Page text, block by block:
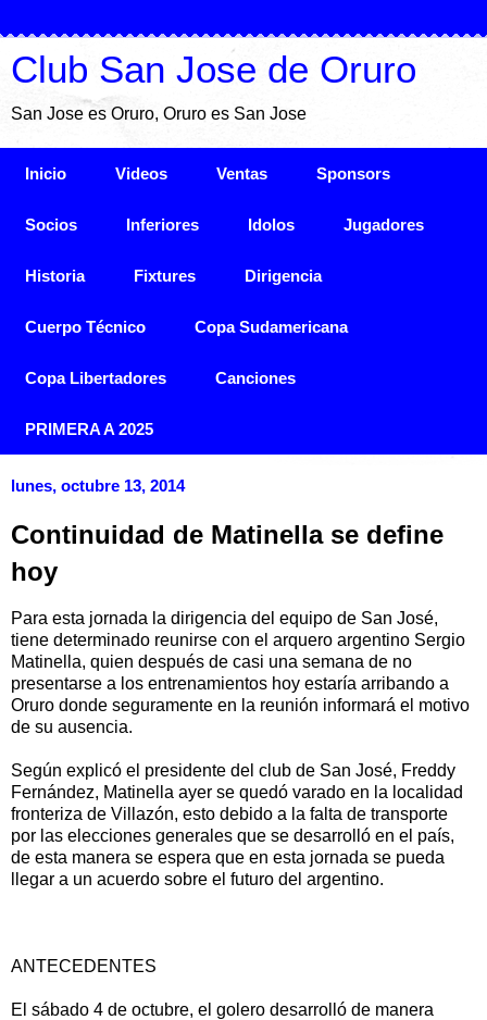
Club San Jose de Oruro
San Jose es Oruro, Oruro es San Jose
Inicio Videos Ventas Sponsors
Socios Inferiores Idolos Jugadores
Historia Fixtures Dirigencia
Cuerpo Técnico Copa Sudamericana
Copa Libertadores Canciones
PRIMERA A 2025
lunes, octubre 13, 2014
Continuidad de Matinella se define
hoy
Para esta jornada la dirigencia del equipo de San José,
tiene determinado reunirse con el arquero argentino Sergio
Matinella, quien después de casi una semana de no
presentarse a los entrenamientos hoy estaría arribando a
Oruro donde seguramente en la reunión informará el motivo
de su ausencia.
Según explicó el presidente del club de San José, Freddy
Fernández, Matinella ayer se quedó varado en la localidad
fronteriza de Villazón, esto debido a la falta de transporte
por las elecciones generales que se desarrolló en el país,
de esta manera se espera que en esta jornada se pueda
llegar a un acuerdo sobre el futuro del argentino.
ANTECEDENTES
El sábado 4 de octubre, el golero desarrolló de manera